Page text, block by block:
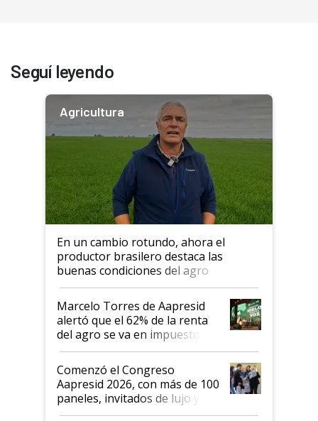
Seguí leyendo
Agricultura
En un cambio rotundo, ahora el
productor brasilero destaca las
buenas condiciones del agro
argentino para invertir: "Los veo
más motivados"
Marcelo Torres de Aapresid
alertó que el 62% de la renta
del agro se va en impuestos:
"No es bueno que en
Argentina se sigan discutiendo
las mismas cosas de hace 50
años"
Comenzó el Congreso
Aapresid 2026, con más de 100
paneles, invitados de lujo y
todas las tendencias